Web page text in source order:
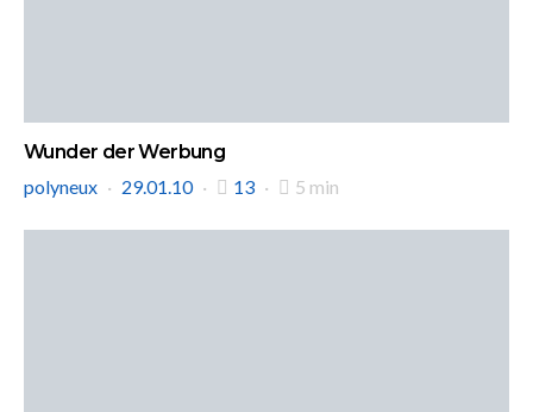
Wunder der Werbung
polyneux
29.01.10 13 5 min